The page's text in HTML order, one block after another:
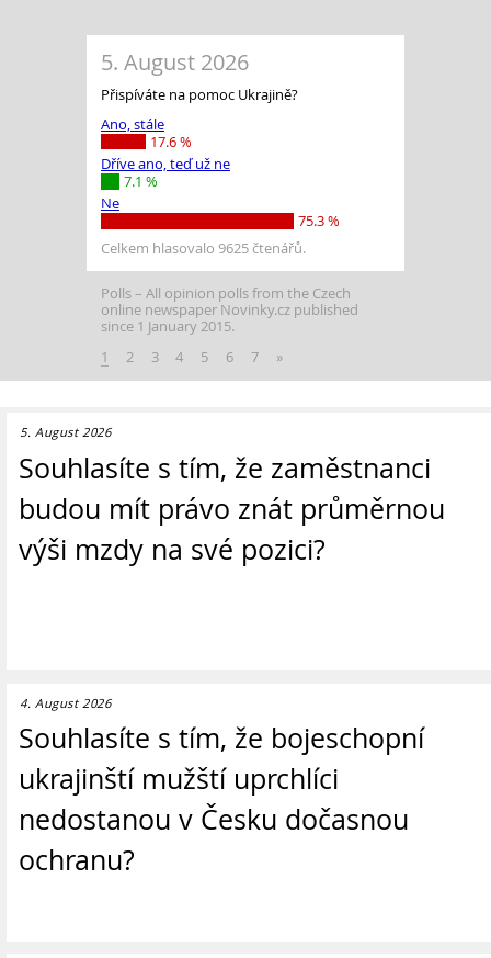
5. August 2026
Přispíváte na pomoc Ukrajině?
Ano, stále
17.6 %
Dříve ano, teď už ne
7.1 %
Ne
75.3 %
Celkem hlasovalo 9625 čtenářů.
Polls
All opinion polls from the Czech
online newspaper Novinky.cz published
since 1 January 2015.
1
2 3 4 5 6 7 »
5. August 2026
Souhlasíte s tím, že zaměstnanci
budou mít právo znát průměrnou
výši mzdy na své pozici?
4. August 2026
Souhlasíte s tím, že bojeschopní
ukrajinští mužští uprchlíci
nedostanou v Česku dočasnou
ochranu?